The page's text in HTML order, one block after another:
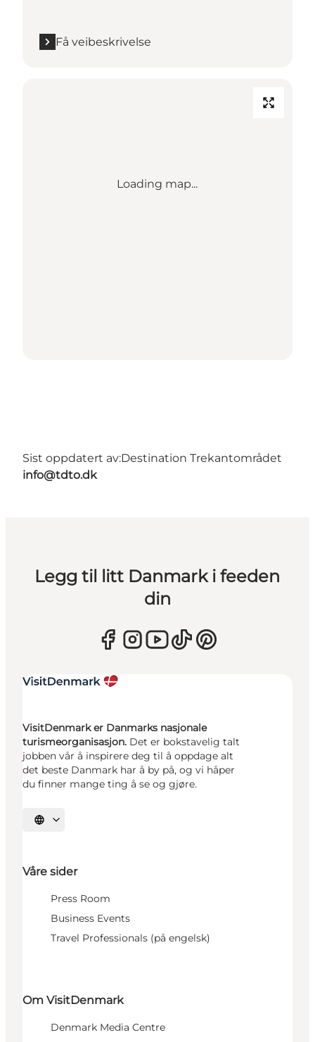
Få veibeskrivelse
Loading map...
Sist oppdatert av:Destination Trekantområdet
info@tdto.dk
Legg til litt Danmark i feeden
din
VisitDenmark er Danmarks nasjonale
turismeorganisasjon. Det er bokstavelig talt
jobben vår å inspirere deg til å oppdage alt
det beste Danmark har å by på, og vi håper
du finner mange ting å se og gjøre.
Velg språk
Våre sider
Press Room
Business Events
Travel Professionals (på engelsk)
Om VisitDenmark
Denmark Media Centre